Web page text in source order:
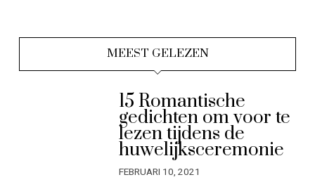
MEEST GELEZEN
15 Romantische
gedichten om voor te
lezen tijdens de
huwelijksceremonie
FEBRUARI 10, 2021